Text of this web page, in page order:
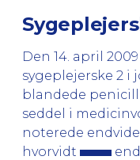
Den 14. april
sygeplejerske 2 i
blandede
seddel i
noterede
hvorvidt